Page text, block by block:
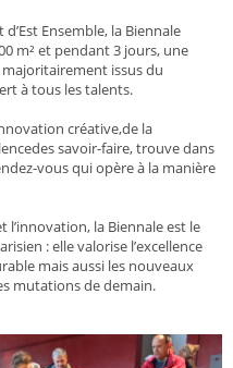
Ensemble, la Biennale
m² et pendant 3 jours, une
issus du
à tous les talents.
créative,de la
savoir-faire, trouve dans
vous qui opère à la manière
la Biennale est le
: elle valorise l’excellence
mais aussi les nouveaux
mutations de demain.